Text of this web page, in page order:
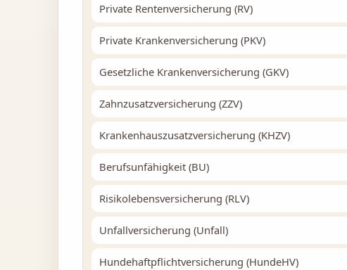
Private Rentenversicherung (RV)
Private Krankenversicherung (PKV)
Gesetzliche Krankenversicherung (GKV)
Zahnzusatzversicherung (ZZV)
Krankenhauszusatzversicherung (KHZV)
Berufsunfähigkeit (BU)
Risikolebensversicherung (RLV)
Unfallversicherung (Unfall)
Hundehaftpflichtversicherung (HundeHV)